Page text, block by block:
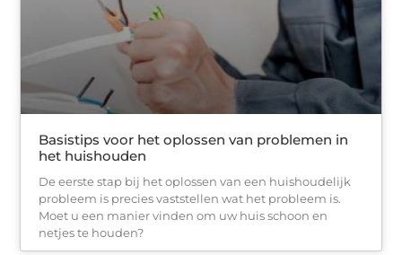
Basistips voor het oplossen van problemen in
het huishouden
De eerste stap bij het oplossen van een huishoudelijk
probleem is precies vaststellen wat het probleem is.
Moet u een manier vinden om uw huis schoon en
netjes te houden?